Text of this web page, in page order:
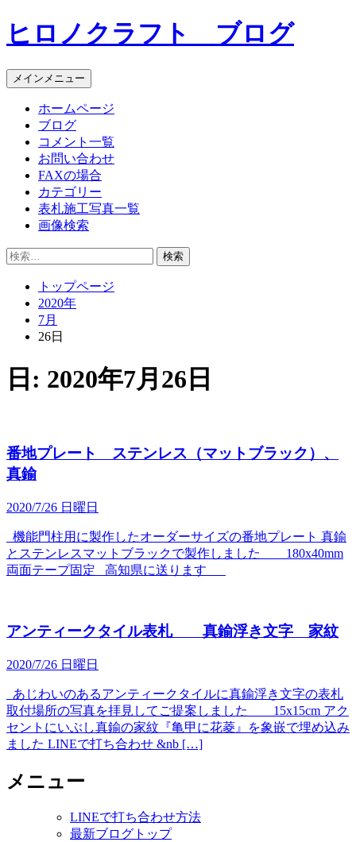
コ
ン
ン
ツ
ヒロノクラフト ブログ
メインメニュー
ホームページ
ブログ
コメント一覧
お問い合わせ
FAXの場合
カテゴリー
表札施工写真一覧
画像検索
検
トップページ
2020年
7月
26日
日: 2020年7月26日
番地プレート ステンレス（マットブラック）、
真鍮
2020/7/26 日曜日
機能門柱用に製作したオーダーサイズの番地プレート 真鍮
とステンレスマットブラックで製作しました 180x40mm
両面テープ固定 高知県に送ります
アンティークタイル表札 真鍮浮き文字 家紋
2020/7/26 日曜日
あじわいのあるアンティークタイルに真鍮浮き文字の表札
取付場所の写真を拝見してご提案しました 15x15cm アク
セントにいぶし真鍮の家紋『亀甲に花菱』を象嵌で埋め込み
ました LINEで打ち合わせ &nb […]
メニュー
LINEで打ち合わせ方法
最新ブログトップ